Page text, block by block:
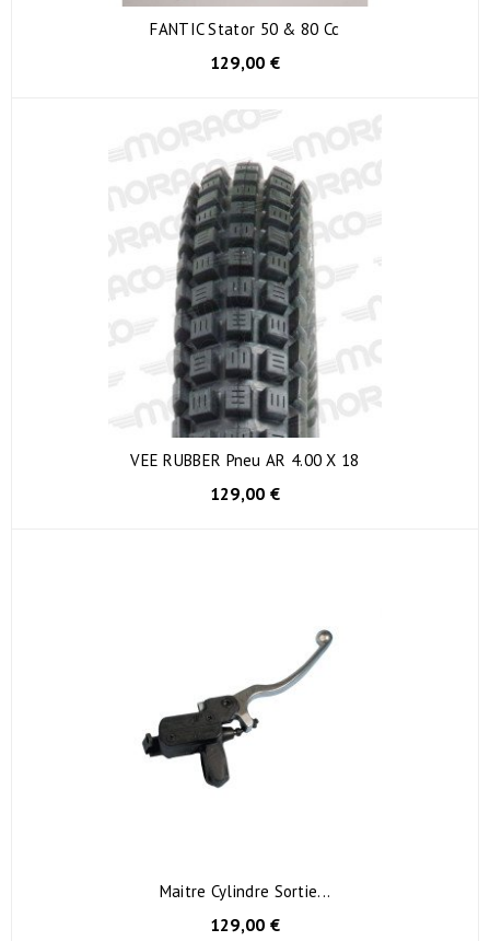
FANTIC Stator 50 & 80 Cc
129,00 €
VEE RUBBER Pneu AR 4.00 X 18
129,00 €
Maitre Cylindre Sortie...
129,00 €